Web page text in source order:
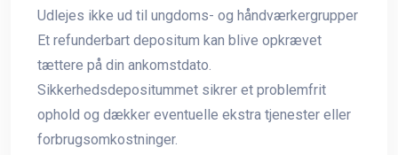
Udlejes ikke ud til ungdoms- og håndværkergrupper
Et refunderbart depositum kan blive opkrævet
tættere på din ankomstdato.
Sikkerhedsdepositummet sikrer et problemfrit
ophold og dækker eventuelle ekstra tjenester eller
forbrugsomkostninger.